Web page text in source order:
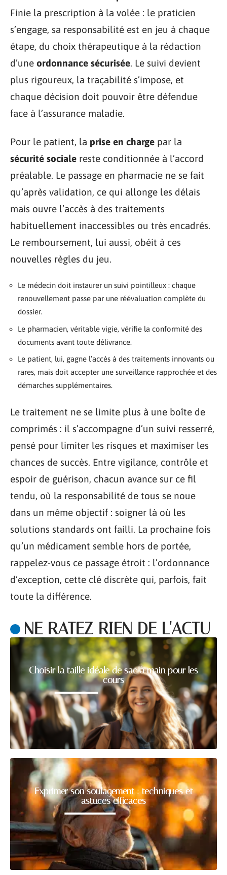
Finie la prescription à la volée : le praticien
s’engage, sa responsabilité est en jeu à chaque
étape, du choix thérapeutique à la rédaction
d’une ordonnance sécurisée. Le suivi devient
plus rigoureux, la traçabilité s’impose, et
chaque décision doit pouvoir être défendue
face à l’assurance maladie.
Pour le patient, la prise en charge par la
sécurité sociale reste conditionnée à l’accord
préalable. Le passage en pharmacie ne se fait
qu’après validation, ce qui allonge les délais
mais ouvre l’accès à des traitements
habituellement inaccessibles ou très encadrés.
Le remboursement, lui aussi, obéit à ces
nouvelles règles du jeu.
Le médecin doit instaurer un suivi pointilleux : chaque
renouvellement passe par une réévaluation complète du
dossier.
Le pharmacien, véritable vigie, vérifie la conformité des
documents avant toute délivrance.
Le patient, lui, gagne l’accès à des traitements innovants ou
rares, mais doit accepter une surveillance rapprochée et des
démarches supplémentaires.
Le traitement ne se limite plus à une boîte de
comprimés : il s’accompagne d’un suivi resserré,
pensé pour limiter les risques et maximiser les
chances de succès. Entre vigilance, contrôle et
espoir de guérison, chacun avance sur ce fil
tendu, où la responsabilité de tous se noue
dans un même objectif : soigner là où les
solutions standards ont failli. La prochaine fois
qu’un médicament semble hors de portée,
rappelez-vous ce passage étroit : l’ordonnance
d’exception, cette clé discrète qui, parfois, fait
toute la différence.
NE RATEZ RIEN DE L'ACTU
Choisir la taille idéale de sac à main pour les
cours
Exprimer son soulagement : techniques et
astuces efficaces